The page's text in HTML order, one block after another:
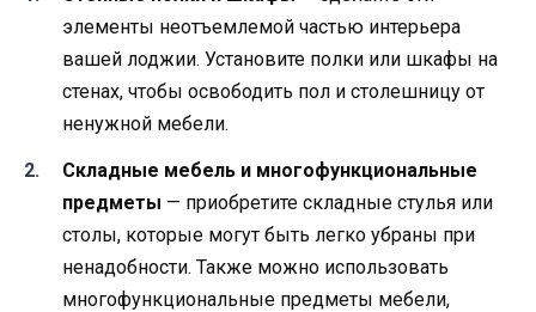
элементы неотъемлемой частью интерьера
вашей лоджии. Установите полки или шкафы на
стенах, чтобы освободить пол и столешницу от
ненужной мебели.
Складные мебель и многофункциональные
предметы — приобретите складные стулья или
столы, которые могут быть легко убраны при
ненадобности. Также можно использовать
многофункциональные предметы мебели,